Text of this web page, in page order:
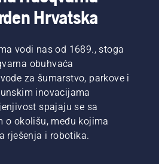
Hrvatska
vodi nas od 1689., stoga
obuhvaća
za šumarstvo, parkove i
inovacijama
spajaju se sa
o okolišu, među kojima
rješenja i robotika.